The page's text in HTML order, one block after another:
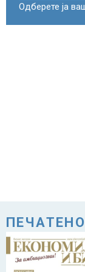
Одберете ја